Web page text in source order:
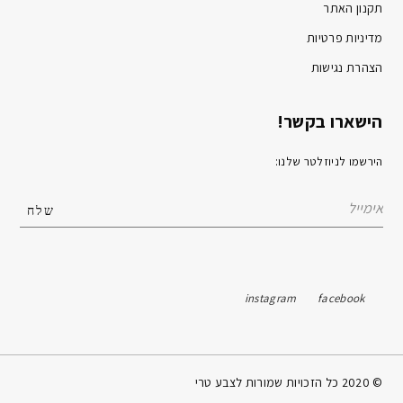
תקנון האתר
מדיניות פרטיות
הצהרת נגישות
הישארו בקשר!
הירשמו לניוזלטר שלנו:
facebook
instagram
© 2020 כל הזכויות שמורות לצבע טרי